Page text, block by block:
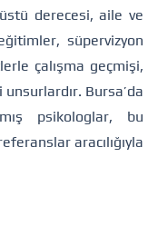
derecesi, aile ve
süpervizyon
çalışma geçmişi,
Bursa’da
psikologlar, bu
aracılığıyla